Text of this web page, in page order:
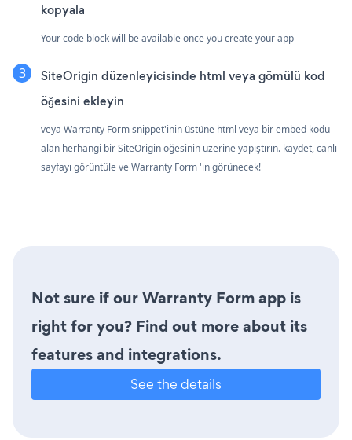
kopyala
Your code block will be available once you create your app
SiteOrigin düzenleyicisinde html veya gömülü kod
öğesini ekleyin
veya Warranty Form snippet'inin üstüne html veya bir embed kodu
alan herhangi bir SiteOrigin öğesinin üzerine yapıştırın. kaydet, canlı
sayfayı görüntüle ve Warranty Form 'in görünecek!
Not sure if our Warranty Form app is
right for you? Find out more about its
features and integrations.
See the details